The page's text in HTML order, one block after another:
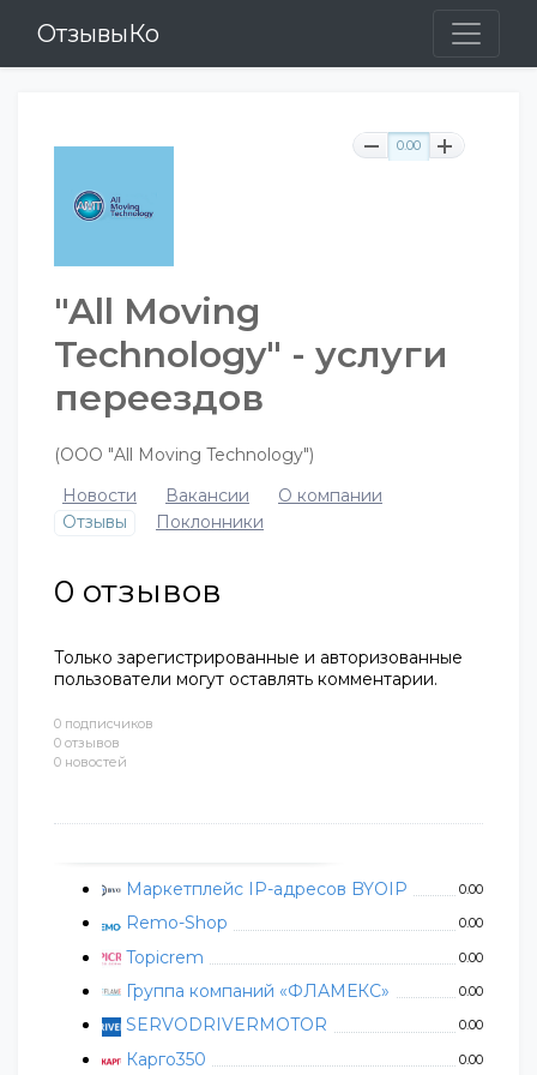
ОтзывыКо
0 подписчиков
0 отзывов
0 новостей
Маркетплейс IP-адресов BYOIP 0.00
Remo-Shop 0.00
Topicrem 0.00
Группа компаний «ФЛАМЕКС» 0.00
SERVODRIVERMOTOR 0.00
Карго350 0.00
0.00
"All Moving
Technology" - услуги
переездов
(ООО "All Moving Technology")
Новости
Вакансии
О компании
Отзывы
Поклонники
0 отзывов
Только зарегистрированные и авторизованные
пользователи могут оставлять комментарии.